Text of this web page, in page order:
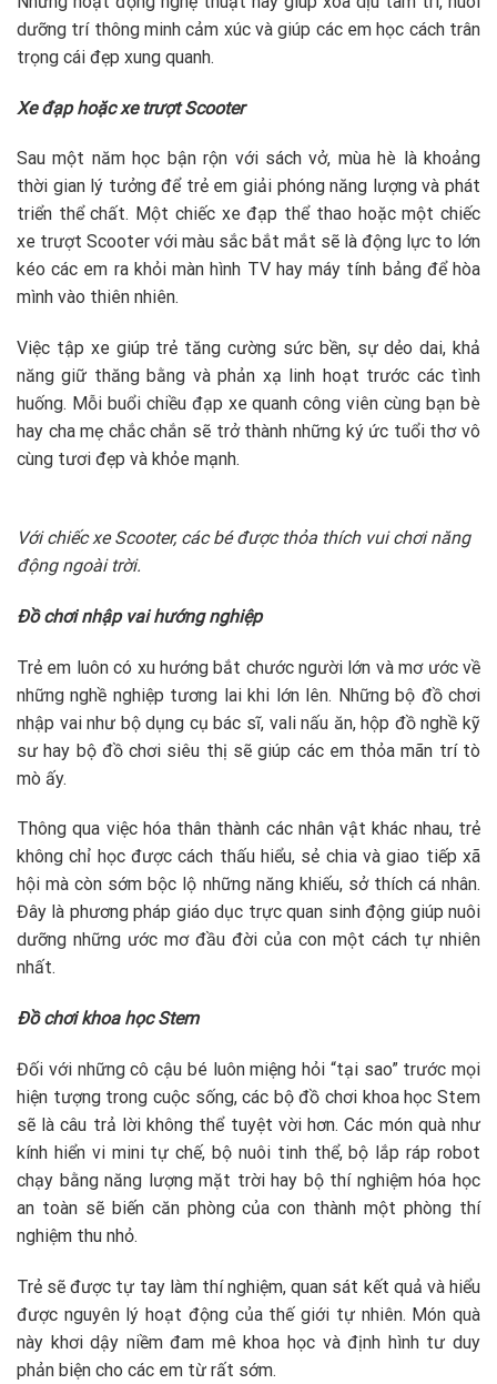
dưỡng trí thông minh cảm xúc và giúp các em học cách trân
trọng cái đẹp xung quanh.
Xe đạp hoặc xe trượt Scooter
Sau một năm học bận rộn với sách vở, mùa hè là khoảng
thời gian lý tưởng để trẻ em giải phóng năng lượng và phát
triển thể chất. Một chiếc xe đạp thể thao hoặc một chiếc
xe trượt Scooter với màu sắc bắt mắt sẽ là động lực to lớn
kéo các em ra khỏi màn hình TV hay máy tính bảng để hòa
mình vào thiên nhiên.
Việc tập xe giúp trẻ tăng cường sức bền, sự dẻo dai, khả
năng giữ thăng bằng và phản xạ linh hoạt trước các tình
huống. Mỗi buổi chiều đạp xe quanh công viên cùng bạn bè
hay cha mẹ chắc chắn sẽ trở thành những ký ức tuổi thơ vô
cùng tươi đẹp và khỏe mạnh.
Với chiếc xe Scooter, các bé được thỏa thích vui chơi năng
động ngoài trời.
Đồ chơi nhập vai hướng nghiệp
Trẻ em luôn có xu hướng bắt chước người lớn và mơ ước về
những nghề nghiệp tương lai khi lớn lên. Những bộ đồ chơi
nhập vai như bộ dụng cụ bác sĩ, vali nấu ăn, hộp đồ nghề kỹ
sư hay bộ đồ chơi siêu thị sẽ giúp các em thỏa mãn trí tò
mò ấy.
Thông qua việc hóa thân thành các nhân vật khác nhau, trẻ
không chỉ học được cách thấu hiểu, sẻ chia và giao tiếp xã
hội mà còn sớm bộc lộ những năng khiếu, sở thích cá nhân.
Đây là phương pháp giáo dục trực quan sinh động giúp nuôi
dưỡng những ước mơ đầu đời của con một cách tự nhiên
nhất.
Đồ chơi khoa học Stem
Đối với những cô cậu bé luôn miệng hỏi “tại sao” trước mọi
hiện tượng trong cuộc sống, các bộ đồ chơi khoa học Stem
sẽ là câu trả lời không thể tuyệt vời hơn. Các món quà như
kính hiển vi mini tự chế, bộ nuôi tinh thể, bộ lắp ráp robot
chạy bằng năng lượng mặt trời hay bộ thí nghiệm hóa học
an toàn sẽ biến căn phòng của con thành một phòng thí
nghiệm thu nhỏ.
Trẻ sẽ được tự tay làm thí nghiệm, quan sát kết quả và hiểu
được nguyên lý hoạt động của thế giới tự nhiên. Món quà
này khơi dậy niềm đam mê khoa học và định hình tư duy
phản biện cho các em từ rất sớm.